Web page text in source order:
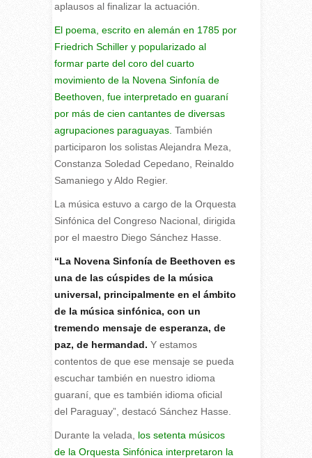
aplausos al finalizar la actuación.
El poema, escrito en alemán en 1785 por
Friedrich Schiller y popularizado al
formar parte del coro del cuarto
movimiento de la Novena Sinfonía de
Beethoven, fue interpretado en guaraní
por más de cien cantantes de diversas
agrupaciones paraguayas. También
participaron los solistas Alejandra Meza,
Constanza Soledad Cepedano, Reinaldo
Samaniego y Aldo Regier.
La música estuvo a cargo de la Orquesta
Sinfónica del Congreso Nacional, dirigida
por el maestro Diego Sánchez Hasse.
“La Novena Sinfonía de Beethoven es
una de las cúspides de la música
universal, principalmente en el ámbito
de la música sinfónica, con un
tremendo mensaje de esperanza, de
paz, de hermandad. Y estamos
contentos de que ese mensaje se pueda
escuchar también en nuestro idioma
guaraní, que es también idioma oficial
del Paraguay”, destacó Sánchez Hasse.
Durante la velada, los setenta músicos
de la Orquesta Sinfónica interpretaron la